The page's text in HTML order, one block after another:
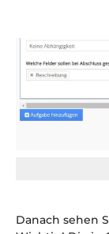
Danach sehen